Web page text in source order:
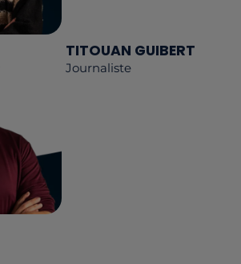
TITOUAN GUIBERT
Journaliste